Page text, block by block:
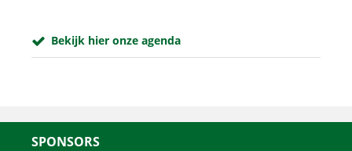
Bekijk hier onze agenda
SPONSORS